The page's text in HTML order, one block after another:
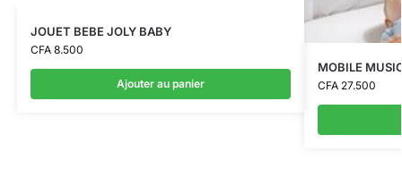
JOUET BEBE JOLY BABY
CFA8.500
Ajouter au panier
MOBILE
CFA27.500